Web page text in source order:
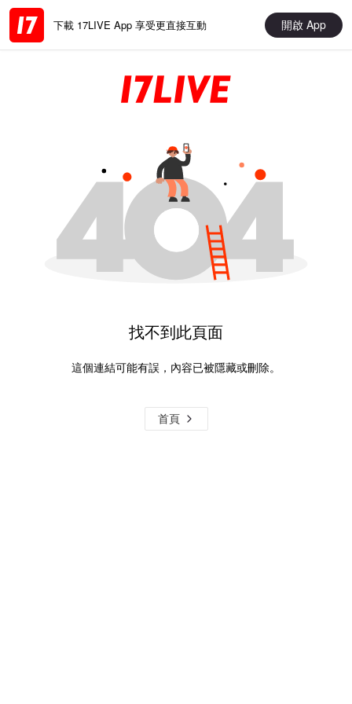
下載 17LIVE App 享受更直接互動 開啟 App
找不到此頁面
這個連結可能有誤，內容已被隱藏或刪除。
首頁